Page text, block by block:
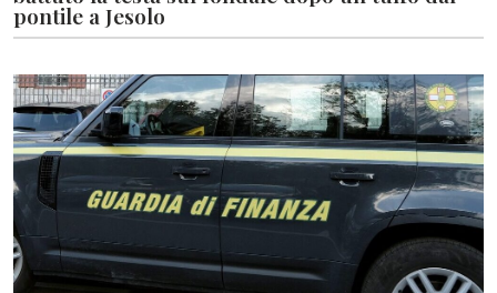
pontile a Jesolo